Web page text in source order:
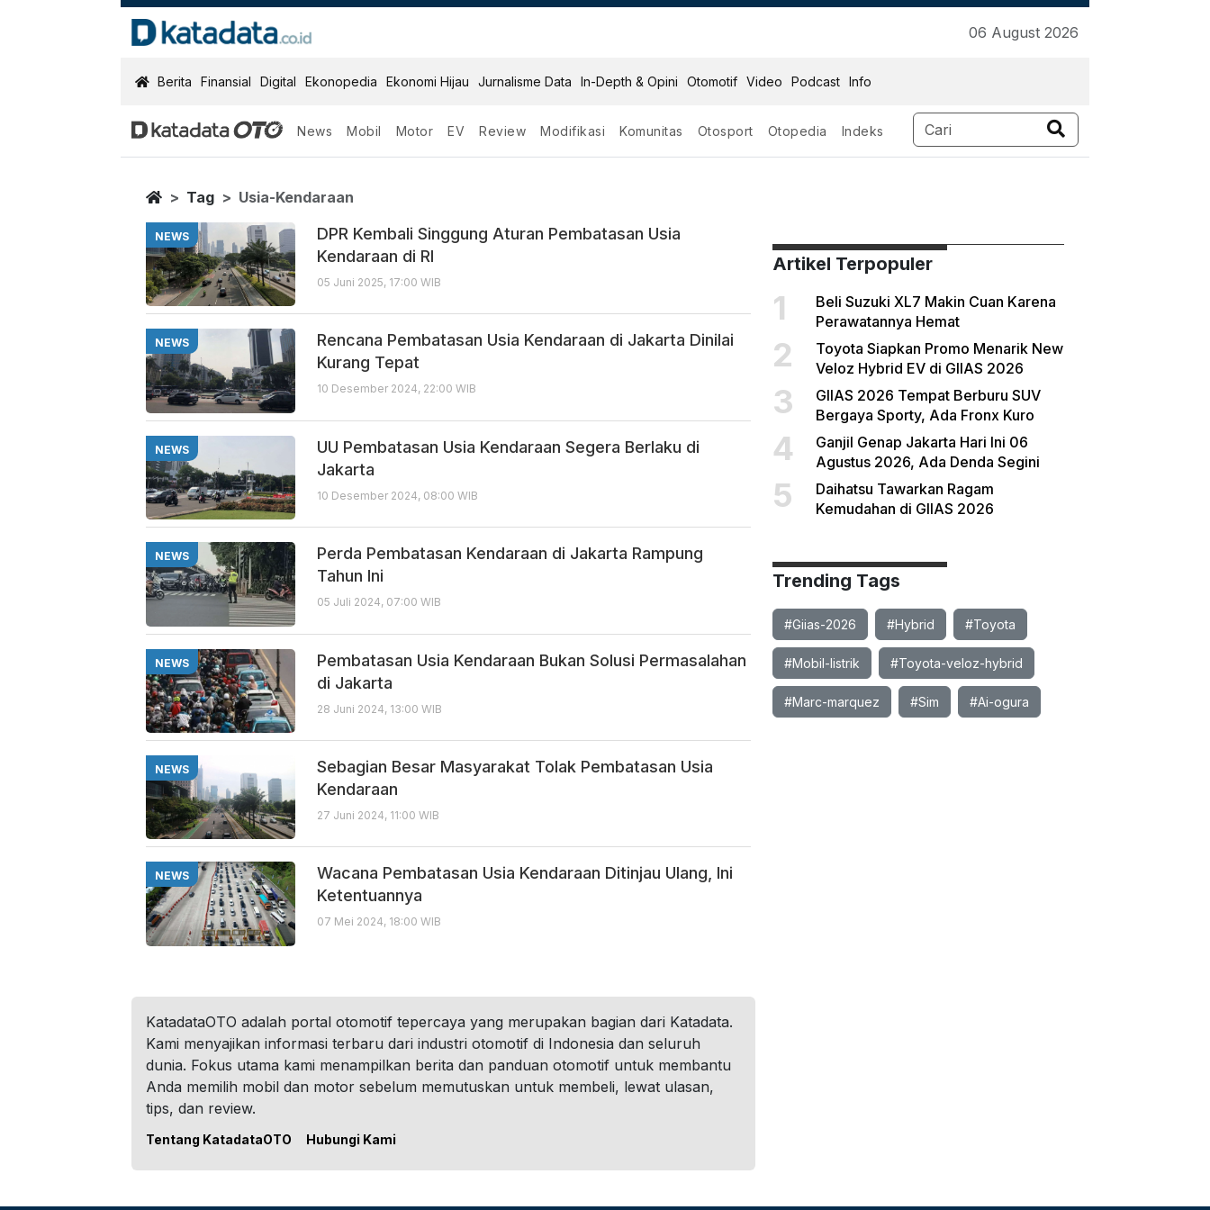
06 August 2026
KatadataOTO
Berita Finansial Digital Ekonopedia Ekonomi Hijau Jurnalisme Data In-Depth & Opini Otomotif Video Podcast Info
News Mobil Motor EV Review Modifikasi Komunitas Otosport Otopedia Indeks
Usia Kendaraan
Berita Terbaru
Home
Tag Usia-Kendaraan
NEWS
DPR Kembali Singgung Aturan Pembatasan Usia
Kendaraan di RI
05 Juni 2025, 17:00 WIB
NEWS
Rencana Pembatasan Usia Kendaraan di Jakarta Dinilai
Kurang Tepat
10 Desember 2024, 22:00 WIB
NEWS
UU Pembatasan Usia Kendaraan Segera Berlaku di
Jakarta
10 Desember 2024, 08:00 WIB
NEWS
Perda Pembatasan Kendaraan di Jakarta Rampung
Tahun Ini
05 Juli 2024, 07:00 WIB
NEWS
Pembatasan Usia Kendaraan Bukan Solusi Permasalahan
di Jakarta
28 Juni 2024, 13:00 WIB
NEWS
Sebagian Besar Masyarakat Tolak Pembatasan Usia
Kendaraan
27 Juni 2024, 11:00 WIB
NEWS
Wacana Pembatasan Usia Kendaraan Ditinjau Ulang, Ini
Ketentuannya
07 Mei 2024, 18:00 WIB
Artikel Terpopuler
1
Beli Suzuki XL7 Makin Cuan Karena
Perawatannya Hemat
2
Toyota Siapkan Promo Menarik New
Veloz Hybrid EV di GIIAS 2026
3
GIIAS 2026 Tempat Berburu SUV
Bergaya Sporty, Ada Fronx Kuro
4
Ganjil Genap Jakarta Hari Ini 06
Agustus 2026, Ada Denda Segini
5
Daihatsu Tawarkan Ragam
Kemudahan di GIIAS 2026
Trending Tags
#Giias-2026 #Hybrid #Toyota
#Mobil-listrik #Toyota-veloz-hybrid
#Marc-marquez #Sim #Ai-ogura
KatadataOTO adalah portal otomotif tepercaya yang merupakan bagian dari Katadata.
Kami menyajikan informasi terbaru dari industri otomotif di Indonesia dan seluruh
dunia. Fokus utama kami menampilkan berita dan panduan otomotif untuk membantu
Anda memilih mobil dan motor sebelum memutuskan untuk membeli, lewat ulasan,
tips, dan review.
Tentang KatadataOTO Hubungi Kami